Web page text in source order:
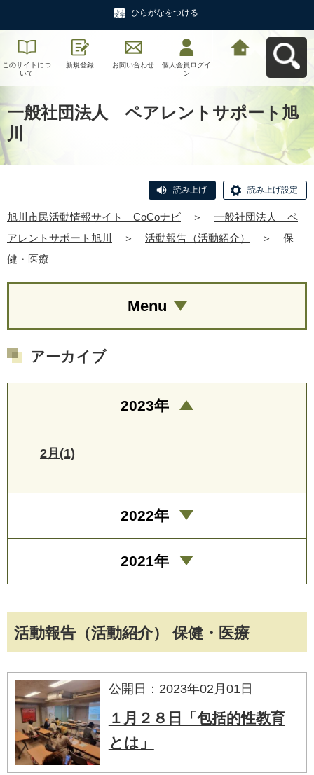
ひらがなをつける
このサイトにつ
いて
新規登録 お問い合わせ
個人会員ログイ
ン
一般社団法人 ペアレントサポート旭
川
読み上げ 読み上げ設定
旭川市民活動情報サイト CoCoナビ ＞
一般社団法人 ペ
アレントサポート旭川
＞ 活動報告（活動紹介） ＞
保
健・医療
活動報告（活動紹介） 保健・医療
公開日：2023年02月01日
１月２８日「包括的性教育
とは」
Menu
アーカイブ
2023年
2月(1)
2022年
2021年